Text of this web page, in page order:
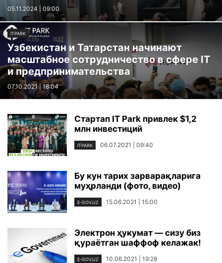
05.11.2024 | 09:00
ITPARK
Узбекистан и Татарстан начинают
масштабное сотрудничество в сфере IТ
и предпринимательства
07.10.2021 | 18:04
Стартап IT Park привлек $1,2
млн инвестиций
ITPARK 06.07.2021 | 09:40
Бу кун тарих зарварақларига
муҳрланди (фото, видео)
E-GOV.UZ 15.06.2021 | 15:00
Электрон ҳукумат — сизу биз
қураётган шаффоф келажак!
E-GOV.UZ 10.06.2021 | 19:28